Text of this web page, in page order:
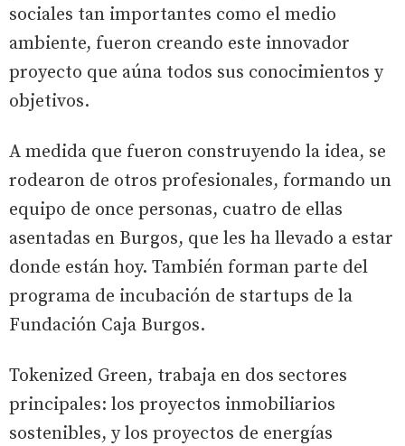
sociales tan importantes como el medio
ambiente, fueron creando este innovador
proyecto que aúna todos sus conocimientos y
objetivos.
A medida que fueron construyendo la idea, se
rodearon de otros profesionales, formando un
equipo de once personas, cuatro de ellas
asentadas en Burgos, que les ha llevado a estar
donde están hoy. También forman parte del
programa de incubación de startups de la
Fundación Caja Burgos.
Tokenized Green, trabaja en dos sectores
principales: los proyectos inmobiliarios
sostenibles, y los proyectos de energías